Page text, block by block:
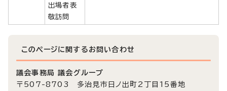
出場者表
敬訪問
このページに関する お問い合わせ
議会事務局 議会グループ
〒507-8703 多治見市日ノ出町2丁目15番地